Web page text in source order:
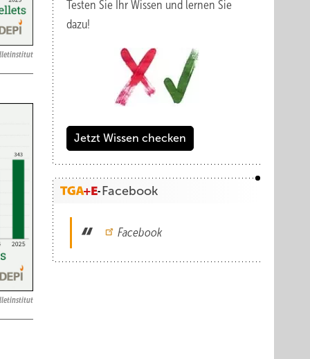
Testen Sie Ihr Wissen und lernen Sie
dazu!
Jetzt Wissen checken
Facebook
Facebook